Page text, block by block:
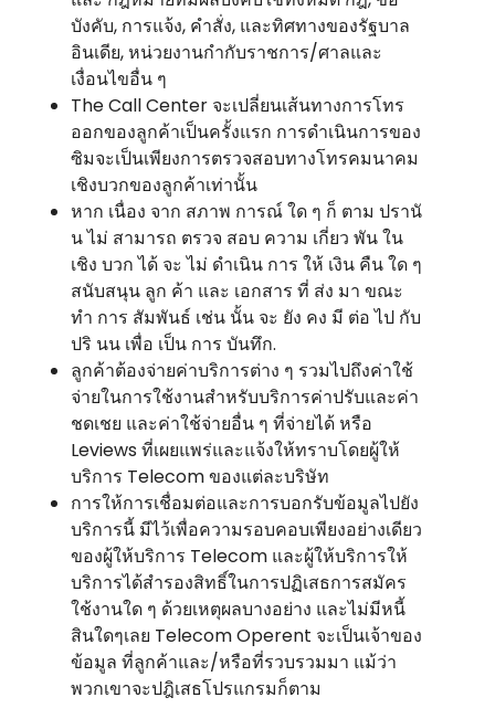
บังคับ, การแจ้ง, คําสั่ง, และทิศทางของรัฐบาล
อินเดีย, หน่วยงานกํากับราชการ/ศาลและ
เงื่อนไขอื่น ๆ
The Call Center จะเปลี่ยนเส้นทางการโทร
ออกของลูกค้าเป็นครั้งแรก การดําเนินการของ
ซิมจะเป็นเพียงการตรวจสอบทางโทรคมนาคม
เชิงบวกของลูกค้าเท่านั้น
หาก เนื่อง จาก สภาพ การณ์ ใด ๆ ก็ ตาม ปรานั
น ไม่ สามารถ ตรวจ สอบ ความ เกี่ยว พัน ใน
เชิง บวก ได้ จะ ไม่ ดําเนิน การ ให้ เงิน คืน ใด ๆ
สนับสนุน ลูก ค้า และ เอกสาร ที่ ส่ง มา ขณะ
ทํา การ สัมพันธ์ เช่น นั้น จะ ยัง คง มี ต่อ ไป กับ
ปริ นน เพื่อ เป็น การ บันทึก.
ลูกค้าต้องจ่ายค่าบริการต่าง ๆ รวมไปถึงค่าใช้
จ่ายในการใช้งานสําหรับบริการค่าปรับและค่า
ชดเชย และค่าใช้จ่ายอื่น ๆ ที่จ่ายได้ หรือ
Leviews ที่เผยแพร่และแจ้งให้ทราบโดยผู้ให้
บริการ Telecom ของแต่ละบริษัท
การให้การเชื่อมต่อและการบอกรับข้อมูลไปยัง
บริการนี้ มีไว้เพื่อความรอบคอบเพียงอย่างเดียว
ของผู้ให้บริการ Telecom และผู้ให้บริการให้
บริการได้สํารองสิทธิ์ในการปฏิเสธการสมัคร
ใช้งานใด ๆ ด้วยเหตุผลบางอย่าง และไม่มีหนี้
สินใดๆเลย Telecom Operent จะเป็นเจ้าของ
ข้อมูล ที่ลูกค้าและ/หรือที่รวบรวมมา แม้ว่า
พวกเขาจะปฎิเสธโปรแกรมก็ตาม